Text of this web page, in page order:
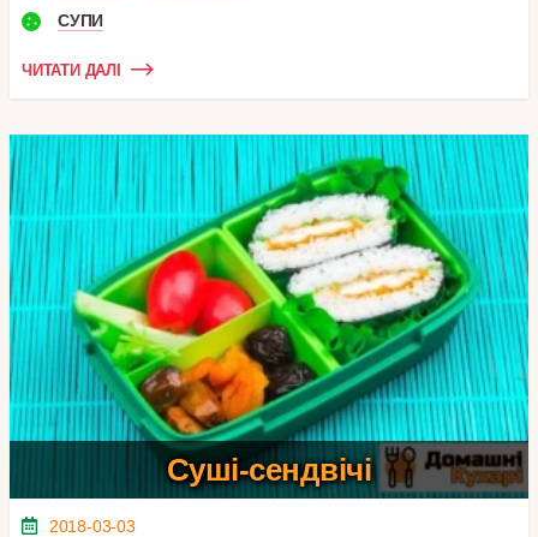
СУПИ
ЧИТАТИ ДАЛІ
Суші-сендвічі
2018-03-03